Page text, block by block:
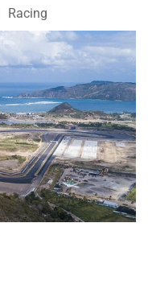
Racing